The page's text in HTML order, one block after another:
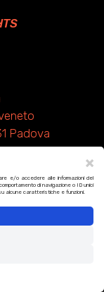
×
e/o accedere alle informazioni del
di navigazione o ID unici
alcune caratteristiche e funzioni.
Padova